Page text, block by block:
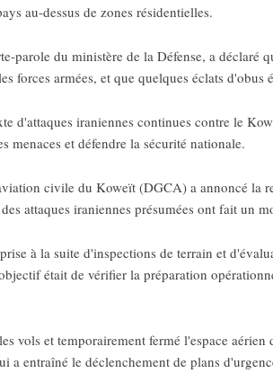
au-dessus de zones résidentielles.
du ministère de la Défense, a déclaré
forces armées, et que quelques éclats d'obus
d'attaques iraniennes continues contre le
menaces et défendre la sécurité nationale.
civile du Koweït (DGCA) a annoncé la
attaques iraniennes présumées ont fait un
à la suite d'inspections de terrain et
était de vérifier la préparation
vols et temporairement fermé l'espace
a entraîné le déclenchement de plans